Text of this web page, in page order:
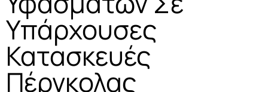
Υπάρχουσες
Κατασκευές
Πέργκολας